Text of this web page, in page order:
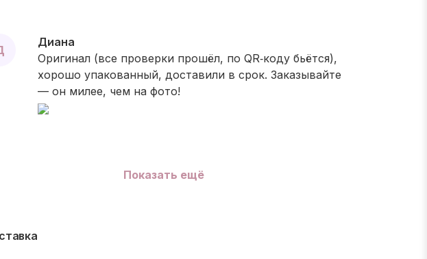
Диана
Оригинал (все проверки прошёл, по QR‑коду бьётся),
хорошо упакованный, доставили в срок. Заказывайте
— он милее, чем на фото!
Показать ещё